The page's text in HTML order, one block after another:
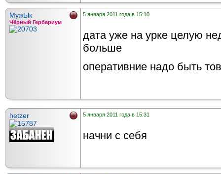
МужЫк
Чёрный Гербариум
5 января 2011 года в 15:10
дата уже на урке целую
больше
оперативние надо быть
hetzer 5 января 2011 года в 15:31
начни с себя